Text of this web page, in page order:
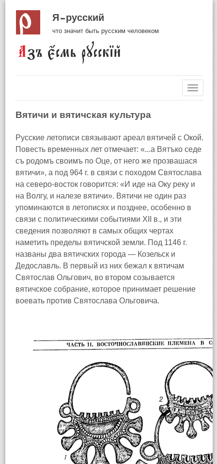
Я русский
что значит быть русским человеком
Вятичи и вятичская культура
Русские летописи связывают ареал вятичей с Окой.
Повесть временных лет отмечает: «...а Вятъко седе
съ родомъ своимъ по Оце, от него же прозвашася
вятичи», а под 964 г. в связи с походом Святослава
на северо-восток говорится: «И иде на Оку реку и
на Волгу, и налезе вятичи». Вятичи не один раз
упоминаются в летописях и позднее, особенно в
связи с политическими событиями XII в., и эти
сведения позволяют в самых общих чертах
наметить пределы вятичской земли. Под 1146 г.
названы два вятичских города — Козельск и
Дедославль. В первый из них бежал к вятичам
Святослав Ольгович, во втором созывается
вятичское собрание, которое принимает решение
воевать против Святослава Ольговича.